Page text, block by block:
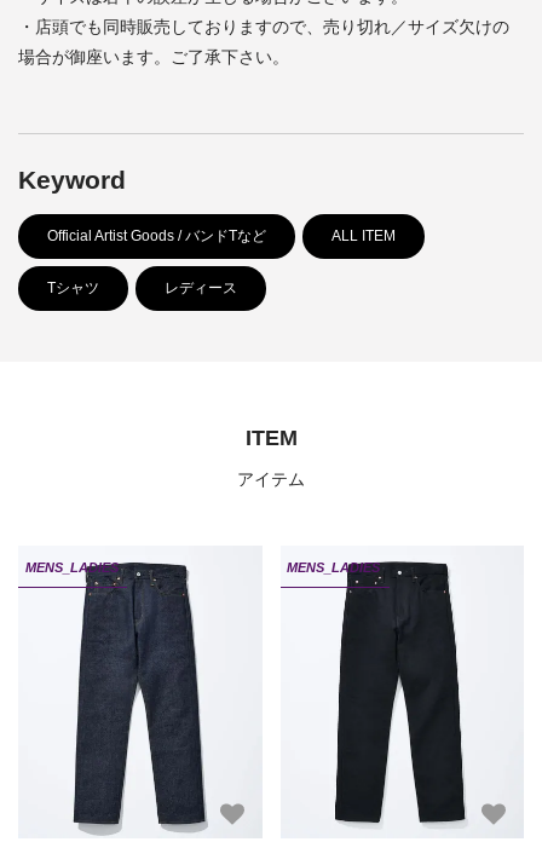
・店頭でも同時販売しておりますので、売り切れ／サイズ欠けの
場合が御座います。ご了承下さい。
Keyword
Official Artist Goods / バンドTなど ALL ITEM
Tシャツ レディース
ITEM
アイテム
MENS_LADIES MENS_LADIES